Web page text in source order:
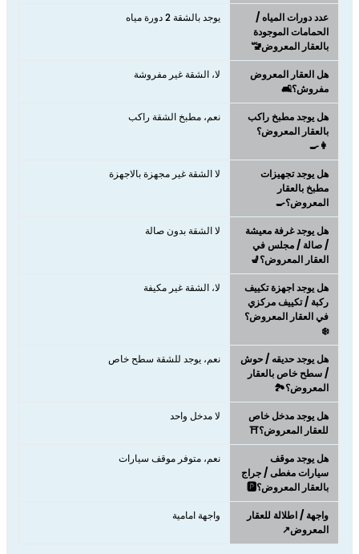
عدد دورات المياه /
الحمامات الموجودة
بالعقار المعروض🚾
يوجد بالشقة 2 دورة مياه
هل العقار المعروض
مفروش؟🛋️
لا، الشقة غير مفروشة
هل يوجد مطبخ راكب
بالعقار المعروض؟
👩‍🍳
نعم، مطبخ الشقة راكب
هل يوجد تجهيزات
مطبخ بالعقار
المعروض؟🍳
لا الشقة غير مجهزة بالاجهزة
هل يوجد غرفة معيشة
/ صالة / مجلس في
العقار المعروض؟💺
لا الشقة بدون صالة
هل يوجد اجهزة تكييف
ركبة / تكييف مركزي
في العقار المعروض؟
❄️
لا، الشقة غير مكيفة
هل يوجد حديقه / حوش
/ سطح خاص بالعقار
المعروض؟🏞️
نعم، يوجد للشقة سطح خاص
هل يوجد مدخل خاص
للعقار المعروض؟⛩️
لا مدخل واحد
هل يوجد موقف
سيارات مغطى / جراج
بالعقار المعروض؟🅿️
نعم، متوفر موقف سيارات
واجهة / اطلالة للعقار
المعروض↗️
واجهة امامية